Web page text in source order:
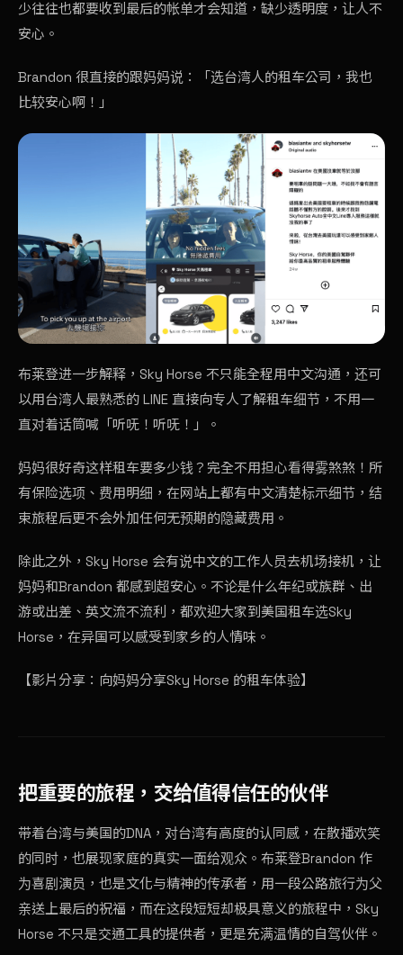
少往往也都要收到最后的帐单才会知道，缺少透明度，让人不
安心。
Brandon 很直接的跟妈妈说：「选台湾人的租车公司，我也
比较安心啊！」
布莱登进一步解释，Sky Horse 不只能全程用中文沟通，还可
以用台湾人最熟悉的 LINE 直接向专人了解租车细节，不用一
直对着话筒喊「听呒！听呒！」。
妈妈很好奇这样租车要多少钱？完全不用担心看得雾煞煞！所
有保险选项 、费用明细，在网站上都有中文清楚标示细节，结
束旅程后更不会外加任何无预期的隐藏费用 。
除此之外，Sky Horse 会有说中文的工作人员去机场接机，让
妈妈和Brandon 都感到超安心。不论是什么年纪或族群、出
游或出差、 英文流不流利 ，都欢迎大家到美国租车选Sky
Horse，在异国可以感受到家乡的人情味。
【影片分享： 向妈妈分享Sky Horse 的租车体验】
把重要的旅程，交给值得信任的伙伴
带着台湾与美国的DNA，对台湾有高度的认同感，在散播欢笑
的同时，也展现家庭的真实一面给观众。布莱登Brandon 作
为喜剧演员，也是文化与精神的传承者，用一段公路旅行为父
亲送上最后的祝福，而在这段短短却极具意义的旅程中，Sky
Horse 不只是交通工具的提供者，更是充满温情的自驾伙伴。